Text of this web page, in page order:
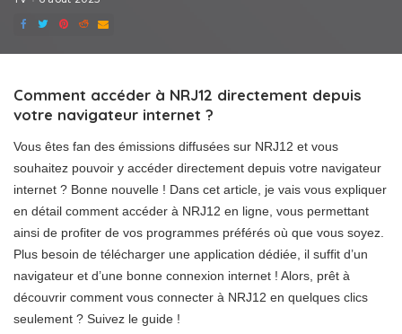
Comment accéder à NRJ12 directement depuis
votre navigateur internet ?
Vous êtes fan des émissions diffusées sur NRJ12 et vous
souhaitez pouvoir y accéder directement depuis votre navigateur
internet ? Bonne nouvelle ! Dans cet article, je vais vous expliquer
en détail comment accéder à NRJ12 en ligne, vous permettant
ainsi de profiter de vos programmes préférés où que vous soyez.
Plus besoin de télécharger une application dédiée, il suffit d’un
navigateur et d’une bonne connexion internet ! Alors, prêt à
découvrir comment vous connecter à NRJ12 en quelques clics
seulement ? Suivez le guide !